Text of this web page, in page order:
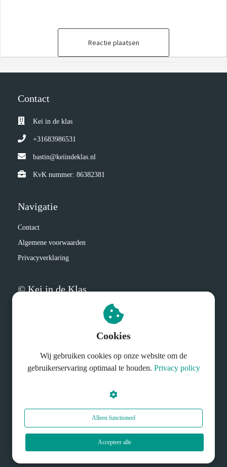
Reactie plaatsen
Contact
Kei in de klas
+31683986531
bastin@keiindeklas.nl
KvK nummer: 86382381
Navigatie
Contact
Algemene voorwaarden
Privacyverklaring
© Kei in de Klas
Cookies
Wij gebruiken cookies op onze website om de
gebruikerservaring optimaal te houden. Privacy policy
Alleen functioneel
Accepteer alle